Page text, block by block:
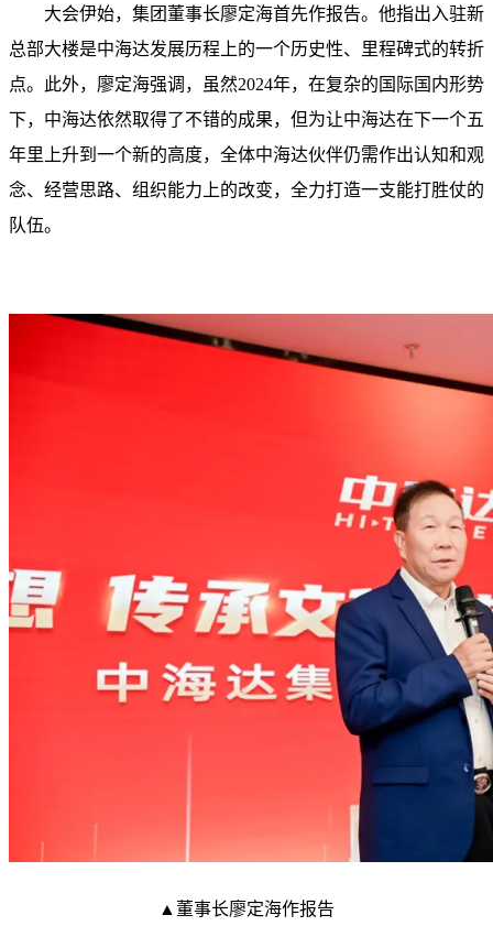
大会伊始，集团董事长廖定海首先作报告。他指出入驻新
总部大楼是中海达发展历程上的一个历史性、里程碑式的转折
点。此外，廖定海强调，虽然2024年，在复杂的国际国内形势
下，中海达依然取得了不错的成果，但为让中海达在下一个五
年里上升到一个新的高度，全体中海达伙伴仍需作出认知和观
念、经营思路、组织能力上的改变，全力打造一支能打胜仗的
队伍。
▲董事长廖定海作报告